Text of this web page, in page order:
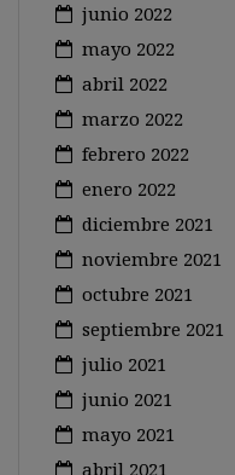
junio 2022
mayo 2022
abril 2022
marzo 2022
febrero 2022
enero 2022
diciembre 2021
noviembre 2021
octubre 2021
septiembre 2021
julio 2021
junio 2021
mayo 2021
abril 2021